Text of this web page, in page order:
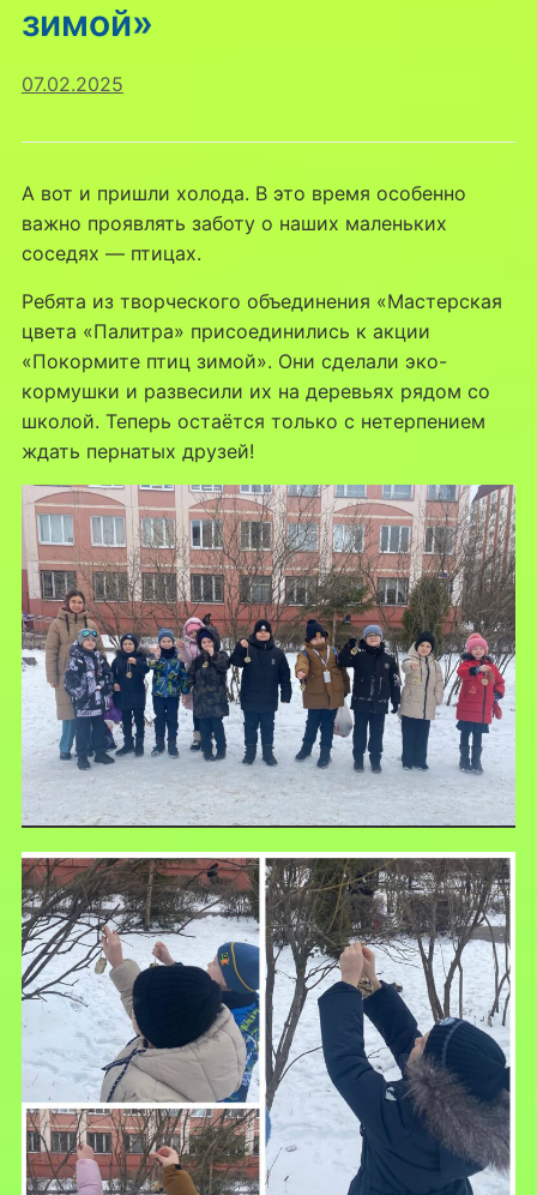
зимой»
07.02.2025
А вот и пришли холода. В это время особенно
важно проявлять заботу о наших маленьких
соседях — птицах.
Ребята из творческого объединения «Мастерская
цвета «Палитра» присоединились к акции
«Покормите птиц зимой». Они сделали эко-
кормушки и развесили их на деревьях рядом со
школой. Теперь остаётся только с нетерпением
ждать пернатых друзей!